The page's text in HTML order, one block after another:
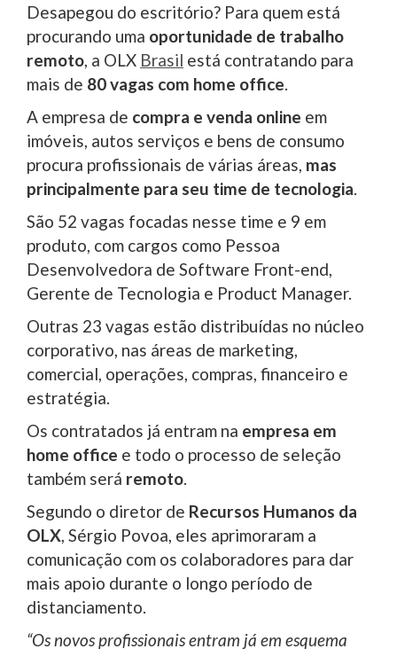
Desapegou do escritório? Para quem está
procurando uma oportunidade de trabalho
remoto , a OLX Brasil está contratando para
mais de 80 vagas com home office
A empresa de compra e venda online em
imóveis, autos serviços e bens de consumo
procura profissionais de várias áreas, mas
principalmente para seu time de tecnologia
São 52 vagas focadas nesse time e 9 em
produto, com cargos como Pessoa
Desenvolvedora de Software Front-end,
Gerente de Tecnologia e Product Manager.
Outras 23 vagas estão distribuídas no núcleo
corporativo, nas áreas de marketing,
comercial, operações, compras, financeiro e
estratégia.
Os contratados já entram na empresa em
home office e todo o processo de seleção
também será remoto
Segundo o diretor de Recursos Humanos da
OLX , Sérgio Povoa, eles aprimoraram a
comunicação com os colaboradores para dar
mais apoio durante o longo período de
distanciamento.
“Os novos profissionais entram já em esquema